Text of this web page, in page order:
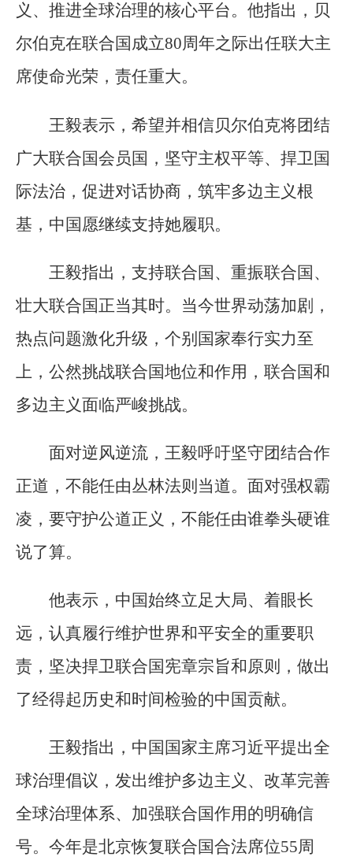
义、推进全球治理的核心平台。他指出，贝
尔伯克在联合国成立80周年之际出任联大主
席使命光荣，责任重大。
王毅表示，希望并相信贝尔伯克将团结
广大联合国会员国，坚守主权平等、捍卫国
际法治，促进对话协商，筑牢多边主义根
基，中国愿继续支持她履职。
王毅指出，支持联合国、重振联合国、
壮大联合国正当其时。当今世界动荡加剧，
热点问题激化升级，个别国家奉行实力至
上，公然挑战联合国地位和作用，联合国和
多边主义面临严峻挑战。
面对逆风逆流，王毅呼吁坚守团结合作
正道，不能任由丛林法则当道。面对强权霸
凌，要守护公道正义，不能任由谁拳头硬谁
说了算。
他表示，中国始终立足大局、着眼长
远，认真履行维护世界和平安全的重要职
责，坚决捍卫联合国宪章宗旨和原则，做出
了经得起历史和时间检验的中国贡献。
王毅指出，中国国家主席习近平提出全
球治理倡议，发出维护多边主义、改革完善
全球治理体系、加强联合国作用的明确信
号。今年是北京恢复联合国合法席位55周